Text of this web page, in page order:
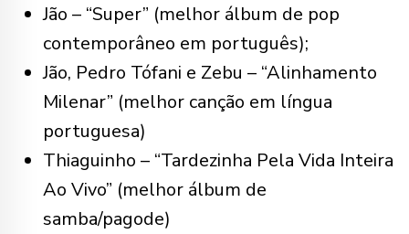
Jão – “Super” (melhor álbum de pop
contemporâneo em português);
Jão, Pedro Tófani e Zebu – “Alinhamento
Milenar” (melhor canção em língua
portuguesa)
Thiaguinho – “Tardezinha Pela Vida Inteira
Ao Vivo” (melhor álbum de
samba/pagode)